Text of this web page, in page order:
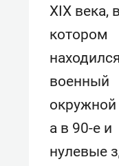
XIX века, в
котором
находился
военный
окружной
а в 90-е и
нулевые